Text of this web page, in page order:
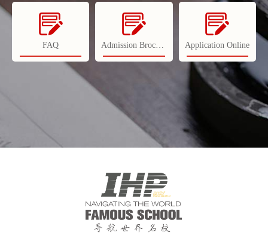
FAQ Application Online